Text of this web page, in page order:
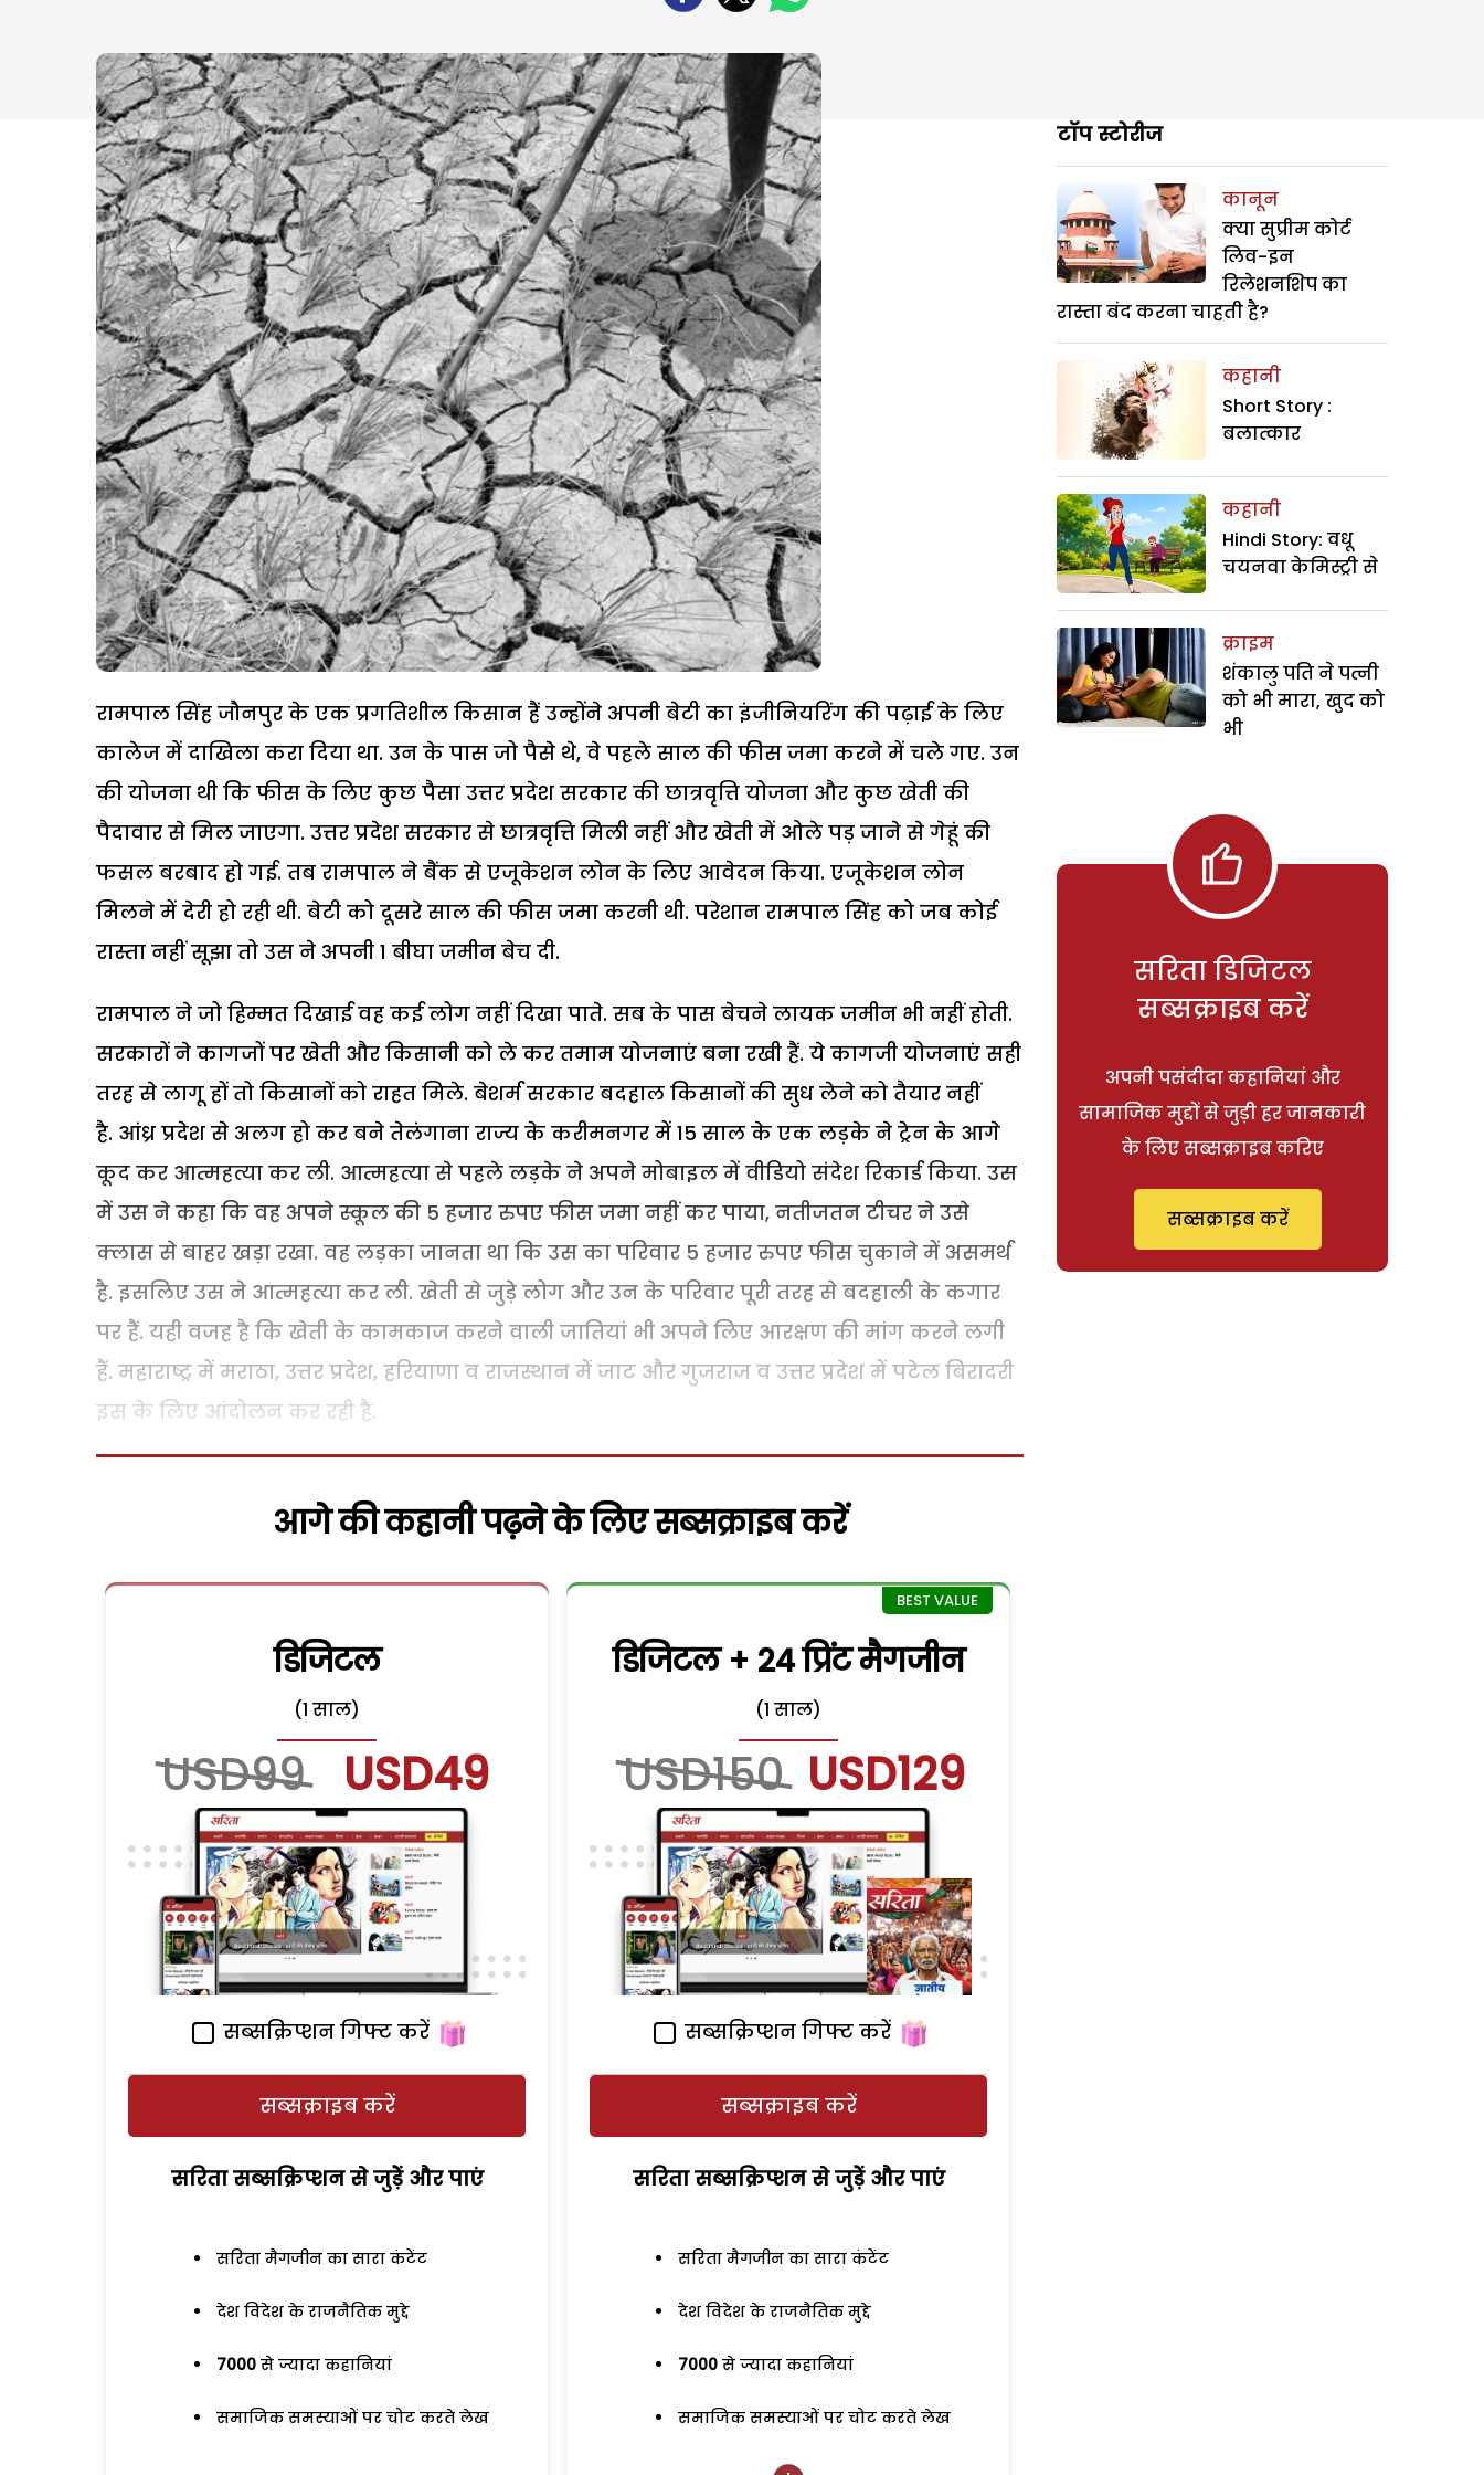
रामपाल सिंह जौनपुर के एक प्रगतिशील किसान हैं उन्होंने अपनी बेटी का इंजीनियरिंग की पढ़ाई के लिए
कालेज में दाखिला करा दिया था. उन के पास जो पैसे थे, वे पहले साल की फीस जमा करने में चले गए. उन
की योजना थी कि फीस के लिए कुछ पैसा उत्तर प्रदेश सरकार की छात्रवृत्ति योजना और कुछ खेती की
पैदावार से मिल जाएगा. उत्तर प्रदेश सरकार से छात्रवृत्ति मिली नहीं और खेती में ओले पड़ जाने से गेहूं की
फसल बरबाद हो गई. तब रामपाल ने बैंक से एजूकेशन लोन के लिए आवेदन किया. एजूकेशन लोन
मिलने में देरी हो रही थी. बेटी को दूसरे साल की फीस जमा करनी थी. परेशान रामपाल सिंह को जब कोई
रास्ता नहीं सूझा तो उस ने अपनी 1 बीघा जमीन बेच दी.
रामपाल ने जो हिम्मत दिखाई वह कई लोग नहीं दिखा पाते. सब के पास बेचने लायक जमीन भी नहीं होती.
सरकारों ने कागजों पर खेती और किसानी को ले कर तमाम योजनाएं बना रखी हैं. ये कागजी योजनाएं सही
तरह से लागू हों तो किसानों को राहत मिले. बेशर्म सरकार बदहाल किसानों की सुध लेने को तैयार नहीं
है. आंध्र प्रदेश से अलग हो कर बने तेलंगाना राज्य के करीमनगर में 15 साल के एक लड़के ने ट्रेन के आगे
कूद कर आत्महत्या कर ली. आत्महत्या से पहले लड़के ने अपने मोबाइल में वीडियो संदेश रिकार्ड किया. उस
में उस ने कहा कि वह अपने स्कूल की 5 हजार रुपए फीस जमा नहीं कर पाया, नतीजतन टीचर ने उसे
क्लास से बाहर खड़ा रखा. वह लड़का जानता था कि उस का परिवार 5 हजार रुपए फीस चुकाने में असमर्थ
है. इसलिए उस ने आत्महत्या कर ली. खेती से जुड़े लोग और उन के परिवार पूरी तरह से बदहाली के कगार
पर हैं. यही वजह है कि खेती के कामकाज करने वाली जातियां भी अपने लिए आरक्षण की मांग करने लगी
हैं. महाराष्ट्र में मराठा, उत्तर प्रदेश, हरियाणा व राजस्थान में जाट और गुजराज व उत्तर प्रदेश में पटेल बिरादरी
इस के लिए आंदोलन कर रही है.
आगे की कहानी पढ़ने के लिए सब्सक्राइब करें
डिजिटल
(1 साल)
USD99 USD49
सब्सक्रिप्शन गिफ्ट करें
सब्सक्राइब करें
सरिता सब्सक्रिप्शन से जुड़ेें और पाएं
सरिता मैगजीन का सारा कंटेंट
देश विदेश के राजनैतिक मुद्दे
7000 से ज्यादा कहानियां
समाजिक समस्याओं पर चोट करते लेख
डिजिटल + 24 प्रिंट मैगजीन
(1 साल)
USD150 USD129
सब्सक्रिप्शन गिफ्ट करें
सब्सक्राइब करें
सरिता सब्सक्रिप्शन से जुड़ेें और पाएं
सरिता मैगजीन का सारा कंटेंट
देश विदेश के राजनैतिक मुद्दे
7000 से ज्यादा कहानियां
समाजिक समस्याओं पर चोट करते लेख
टॉप स्टोरीज
कानून
क्या सुप्रीम कोर्ट
लिव-इन
रिलेशनशिप का
रास्ता बंद करना चाहती है?
कहानी
Short Story :
बलात्कार
कहानी
Hindi Story: वधू
चयनवा केमिस्ट्री से
क्राइम
शंकालु पति ने पत्नी
को भी मारा, खुद को
भी
सरिता डिजिटल
सब्सक्राइब करें
अपनी पसंदीदा कहानियां और
सामाजिक मुद्दों से जुड़ी हर जानकारी
के लिए सब्सक्राइब करिए
सब्सक्राइब करें